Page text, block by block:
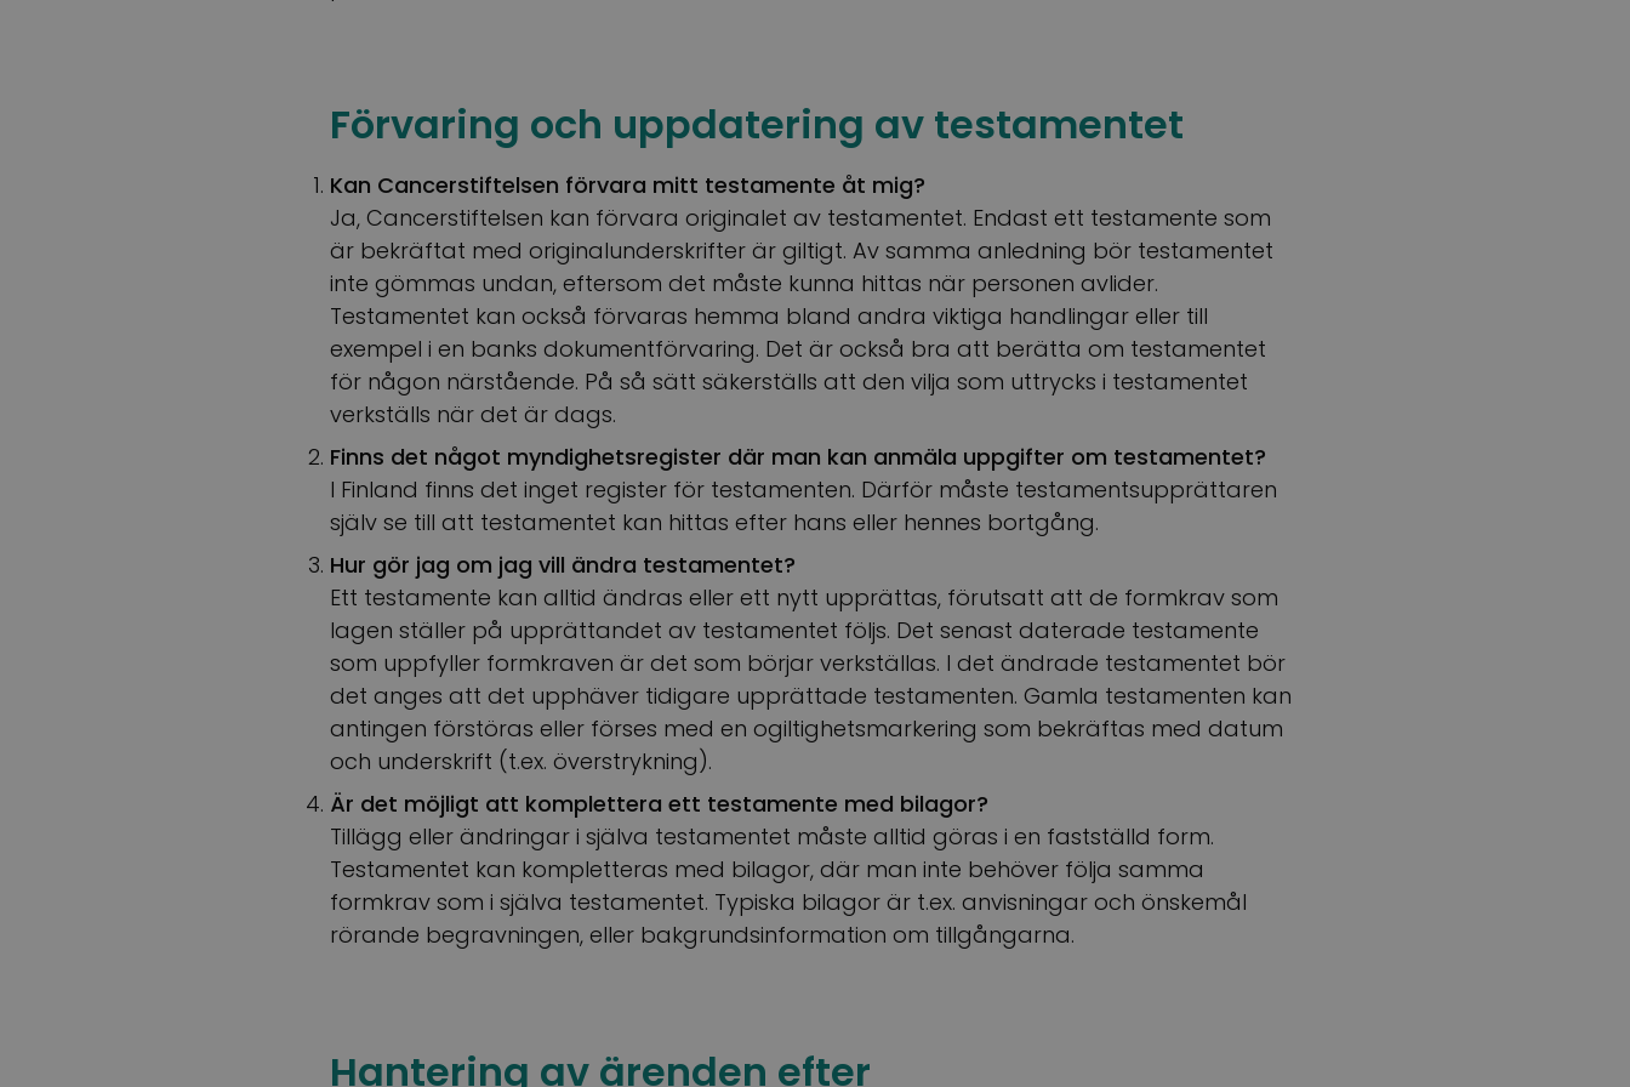
Förvaring och uppdatering av testamentet
Kan Cancerstiftelsen förvara mitt testamente åt mig?
Ja, Cancerstiftelsen kan förvara originalet av testamentet. Endast ett testamente som
är bekräftat med originalunderskrifter är giltigt. Av samma anledning bör testamentet
inte gömmas undan, eftersom det måste kunna hittas när personen avlider.
Testamentet kan också förvaras hemma bland andra viktiga handlingar eller till
exempel i en banks dokumentförvaring. Det är också bra att berätta om testamentet
för någon närstående. På så sätt säkerställs att den vilja som uttrycks i testamentet
verkställs när det är dags.
Finns det något myndighetsregister där man kan anmäla uppgifter om testamentet?
I Finland finns det inget register för testamenten. Därför måste testamentsupprättaren
själv se till att testamentet kan hittas efter hans eller hennes bortgång.
Hur gör jag om jag vill ändra testamentet?
Ett testamente kan alltid ändras eller ett nytt upprättas, förutsatt att de formkrav som
lagen ställer på upprättandet av testamentet följs. Det senast daterade testamente
som uppfyller formkraven är det som börjar verkställas. I det ändrade testamentet bör
det anges att det upphäver tidigare upprättade testamenten. Gamla testamenten kan
antingen förstöras eller förses med en ogiltighetsmarkering som bekräftas med datum
och underskrift (t.ex. överstrykning).
Är det möjligt att komplettera ett testamente med bilagor?
Tillägg eller ändringar i själva testamentet måste alltid göras i en fastställd form.
Testamentet kan kompletteras med bilagor, där man inte behöver följa samma
formkrav som i själva testamentet. Typiska bilagor är t.ex. anvisningar och önskemål
rörande begravningen, eller bakgrundsinformation om tillgångarna.
Hantering av ärenden efter